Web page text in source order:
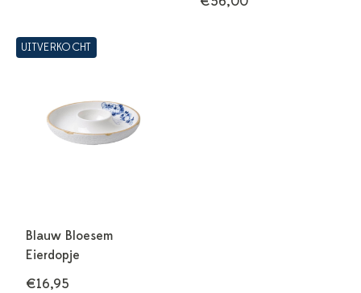
UITVERKOCHT
Blauw Bloesem
Eierdopje
€16,95